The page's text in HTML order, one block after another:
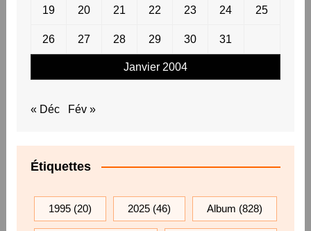
Janvier 2004
19 20 21 22 23 24 25
26 27 28 29 30 31
« Déc Fév »
Étiquettes
1995(20) 2025 (46) Album (828)